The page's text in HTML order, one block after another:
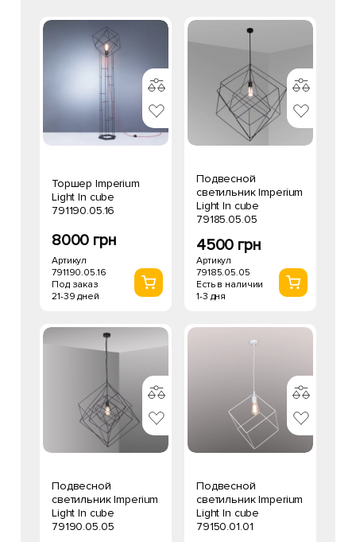
Торшер Imperium
Light In cube
791190.05.16
8000 грн
Артикул
791190.05.16
Под заказ
21-39 дней
Подвесной
светильник Imperium
Light In cube
79185.05.05
4500 грн
Артикул
79185.05.05
Есть в наличии
1-3 дня
Подвесной
светильник Imperium
Light In cube
79190.05.05
Подвесной
светильник Imperium
Light In cube
79150.01.01